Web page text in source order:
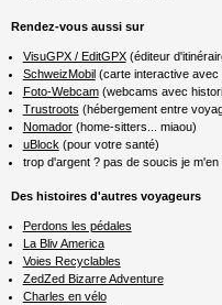
Rendez-vous aussi sur
VisuGPX / EditGPX(éditeur
SchweizMobil(carte interactive avec
Foto-Webcam(webcams avec
Trustroots (hébergement entre
Nomador(home-sitters... miaou)
uBlock (pour votre santé)
trop d'argent ? pas de soucis je m'en
Des histoires d'autres voyageurs
Perdons les pédales
La Bliv America
Voies Recyclables
ZedZed Bizarre Adventure
Charles en vélo